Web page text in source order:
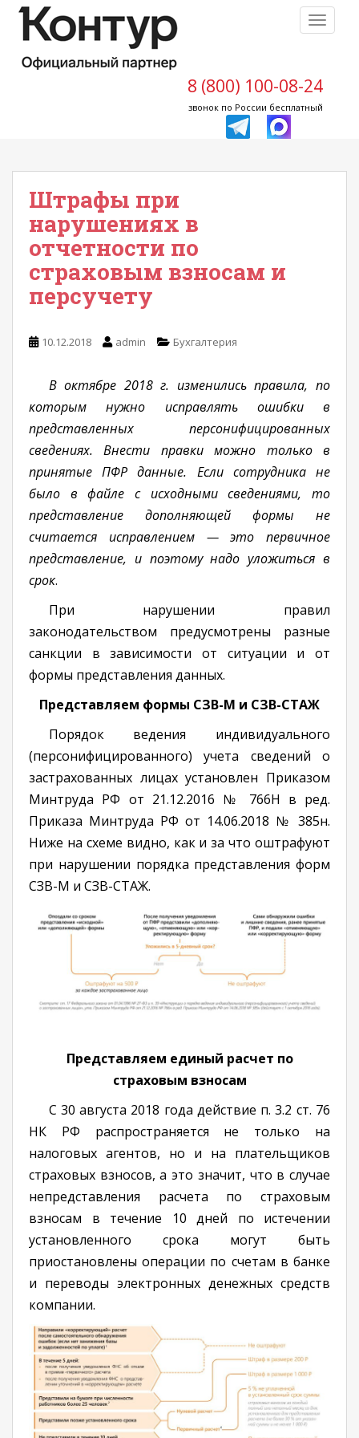
8 (800) 100-08-24
звонок по России бесплатный
Штрафы при
нарушениях в
отчетности по
страховым взносам и
персучету
10.12.2018 admin Бухгалтерия
В октябре 2018 г. изменились правила, по
которым нужно исправлять ошибки в
представленных персонифицированных
сведениях. Внести правки можно только в
принятые ПФР данные. Если сотрудника не
было в файле с исходными сведениями, то
представление дополняющей формы не
считается исправлением — это первичное
представление, и поэтому надо уложиться в
срок.
При нарушении правил
законодательством предусмотрены разные
санкции в зависимости от ситуации и от
формы представления данных.
Представляем формы СЗВ-М и СЗВ-СТАЖ
Порядок ведения индивидуального
(персонифицированного) учета сведений о
застрахованных лицах установлен Приказом
Минтруда РФ от 21.12.2016 № 766Н в ред.
Приказа Минтруда РФ от 14.06.2018 № 385н.
Ниже на схеме видно, как и за что оштрафуют
при нарушении порядка представления форм
СЗВ-М и СЗВ-СТАЖ.
Представляем единый расчет по
страховым взносам
С 30 августа 2018 года действие п. 3.2 ст. 76
НК РФ распространяется не только на
налоговых агентов, но и на плательщиков
страховых взносов, а это значит, что в случае
непредставления расчета по страховым
взносам в течение 10 дней по истечении
установленного срока могут быть
приостановлены операции по счетам в банке
и переводы электронных денежных средств
компании.